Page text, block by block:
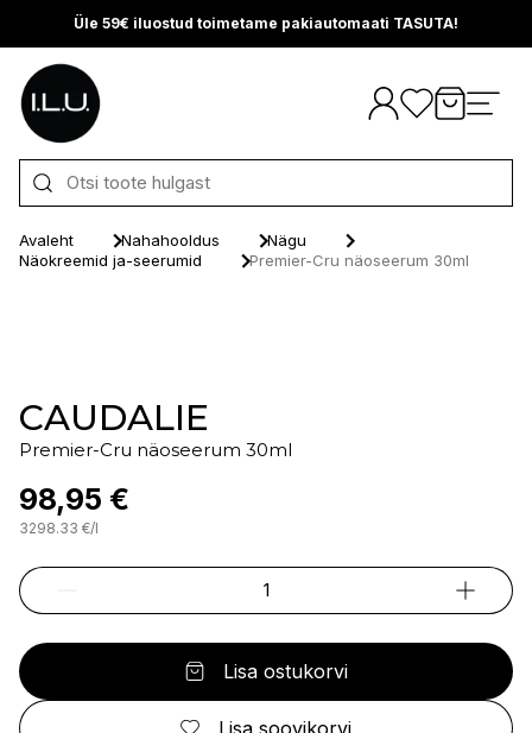
Üle 59€ iluostud toimetame pakiautomaati TASUTA!
Otse sisu juurde
Avaleht Nahahooldus
Nägu
Näokreemid ja-seerumid
Premier-Cru näoseerum 30ml
CAUDALIE
Premier-Cru näoseerum 30ml
98,95 €
3298.33 €/l
Lisa ostukorvi
Lisa soovikorvi